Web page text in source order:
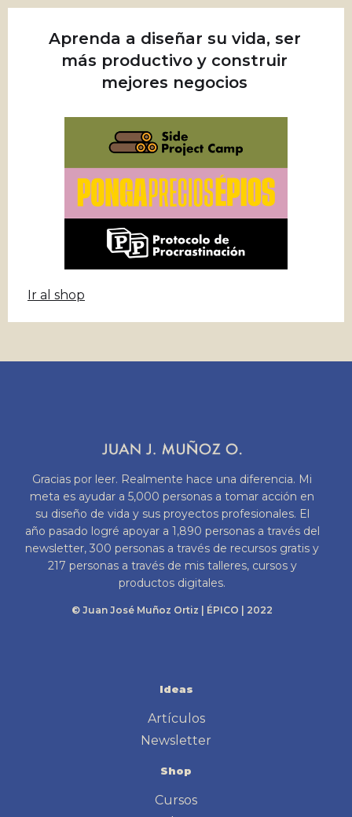
Aprenda a diseñar su vida, ser
más productivo y construir
mejores negocios
Ir al shop
Gracias por leer. Realmente hace una diferencia. Mi
meta es ayudar a 5,000 personas a tomar acción en
su diseño de vida y sus proyectos profesionales. El
año pasado logré apoyar a 1,890 personas a través del
newsletter, 300 personas a través de recursos gratis y
217 personas a través de mis talleres, cursos y
productos digitales.
© Juan José Muñoz Ortiz | ÉPICO | 2022
Ideas
Artículos
Newsletter
Shop
Cursos